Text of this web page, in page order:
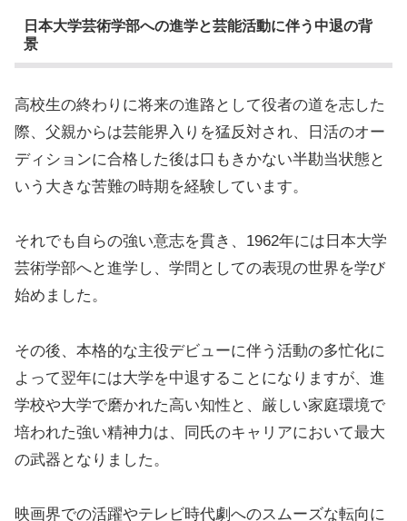
日本大学芸術学部への進学と芸能活動に伴う中退の背
景
高校生の終わりに将来の進路として役者の道を志した
際、父親からは芸能界入りを猛反対され、日活のオー
ディションに合格した後は口もきかない半勘当状態と
いう大きな苦難の時期を経験しています。
それでも自らの強い意志を貫き、1962年には日本大学
芸術学部へと進学し、学問としての表現の世界を学び
始めました。
その後、本格的な主役デビューに伴う活動の多忙化に
よって翌年には大学を中退することになりますが、進
学校や大学で磨かれた高い知性と、厳しい家庭環境で
培われた強い精神力は、同氏のキャリアにおいて最大
の武器となりました。
映画界での活躍やテレビ時代劇へのスムーズな転向に